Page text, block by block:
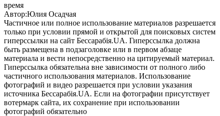
время
Автор:Юлия Осадчая
Частичное или полное использование материалов разрешается
только при условии прямой и открытой для поисковых систем
гиперссылки на сайт Бессарабія.UA. Гиперссылка должна
быть размещена в подзаголовке или в первом абзаце
материала и вести непосредственно на цитируемый материал.
Гиперссылка обязательна вне зависимости от полного либо
частичного использования материалов. Использование
фотографий и видео разрешается при условии указания
источника Бессарабія.UA. Если на фотографии присутствует
вотермарк сайта, их сохранение при использовании
фотографий обязательно